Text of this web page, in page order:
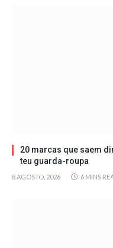
20 marcas que saem
teu guarda-roupa
8 AGOSTO, 2026 6 MINS